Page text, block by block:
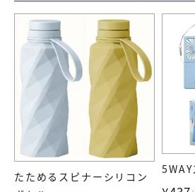
たためるスピナーシリコン